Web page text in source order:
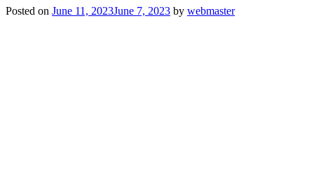
Posted on June 11, 2023June 7, 2023 by webmaster